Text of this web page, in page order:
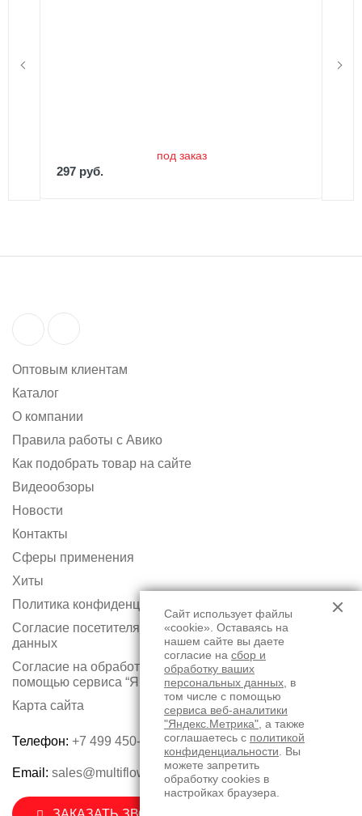
под заказ
297 руб.
Оптовым клиентам
Каталог
О компании
Правила работы с Авико
Как подобрать товар на сайте
Видеообзоры
Новости
Контакты
Сферы применения
Хиты
Политика конфиденциальности
Согласие посетителя сайта на обработку персональных
данных
Согласие на обработку персональных данных с
помощью сервиса “Яндекс.Метрика”
Карта сайта
Телефон: +7 499 450-75-50
Email: sales@multiflow.ru
Сайт использует файлы
«cookie». Оставаясь на
нашем сайте вы даете
согласие на сбор и
обработку ваших
персональных данных , в
том числе с помощью
сервиса веб-аналитики
"Яндекс.Метрика" , а также
соглашаетесь с политикой
конфиденциальности . Вы
можете запретить
обработку cookies в
настройках браузера.